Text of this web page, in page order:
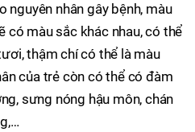
nguyên nhân gây bệnh, màu
có màu sắc khác nhau, có thể
thậm chí có thể là màu
của trẻ còn có thể có đàm
sưng nóng hậu môn, chán